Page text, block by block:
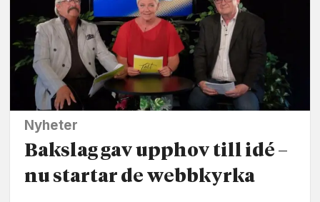
Nyheter
Bakslag gav upphov till idé –
nu startar de webbkyrka